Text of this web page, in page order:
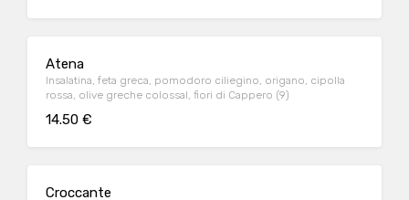
Atena
Insalatina, feta greca, pomodoro ciliegino, origano, cipolla
rossa, olive greche colossal, fiori di Cappero (9)
14.50 €
Croccante